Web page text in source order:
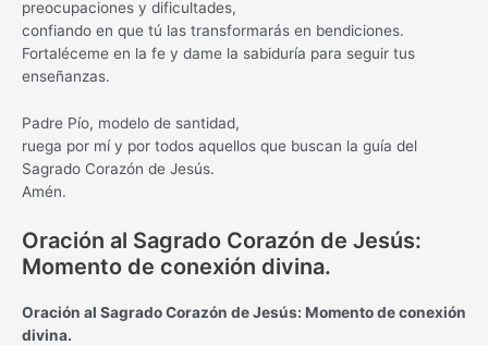
preocupaciones y dificultades,
confiando en que tú las transformarás en bendiciones.
Fortaléceme en la fe y dame la sabiduría para seguir tus
enseñanzas.
Padre Pío, modelo de santidad,
ruega por mí y por todos aquellos que buscan la guía del
Sagrado Corazón de Jesús.
Amén.
Oración al Sagrado Corazón de Jesús:
Momento de conexión divina.
Oración al Sagrado Corazón de Jesús: Momento de conexión
divina.